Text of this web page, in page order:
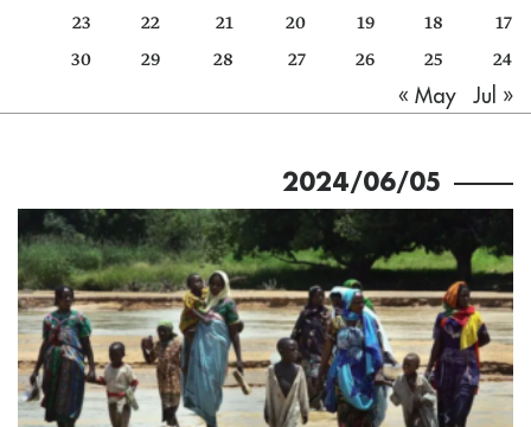
17
18
19
20
21
22
23
24
25
26
27
28
29
30
« May
Jul »
2024/06/05